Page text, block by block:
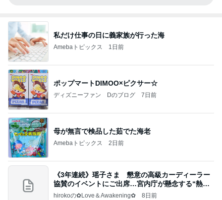
私だけ仕事の日に義家族が行った海
Amebaトピックス 1日前
ポップマートDIMOO×ピクサー☆
ディズニーファン Dのブログ 7日前
母が無言で検品した茹でた海老
Amebaトピックス 2日前
《3年連続》瑶子さま 懇意の高級カーディーラー
協賛のイベントにご出席…宮内庁が懸念する“熱心
すぎ
hirokoの✿Love＆Awakening✿ 8日前